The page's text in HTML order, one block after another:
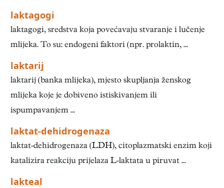
laktagogi
laktagogi, sredstva koja povećavaju stvaranje i lučenje
mlijeka. To su: endogeni faktori (npr. prolaktin, ...
laktarij
laktarij (banka mlijeka), mjesto skupljanja ženskog
mlijeka koje je dobiveno istiskivanjem ili
ispumpavanjem ...
laktat-dehidrogenaza
laktat-dehidrogenaza (LDH), citoplazmatski enzim koji
katalizira reakciju prijelaza L-laktata u piruvat ...
lakteal